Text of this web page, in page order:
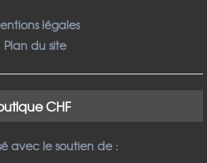
légales
Plan du site
CHF
avec le soutien de :